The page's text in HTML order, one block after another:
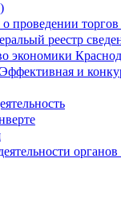
проведении
реестр
экономики
и